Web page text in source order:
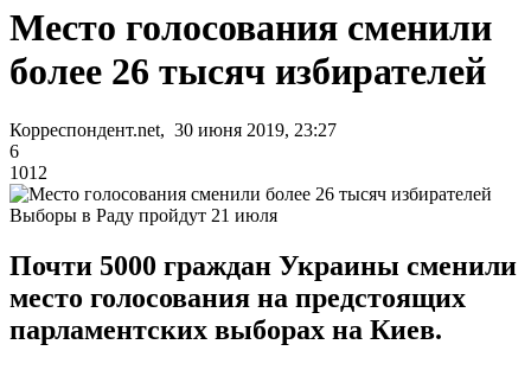
Место голосования сменили
более 26 тысяч избирателей
Корреспондент.net, 30 июня 2019, 23:27
6
1012
Выборы в Раду пройдут 21 июля
Почти 5000 граждан Украины сменили
место голосования на предстоящих
парламентских выборах на Киев.